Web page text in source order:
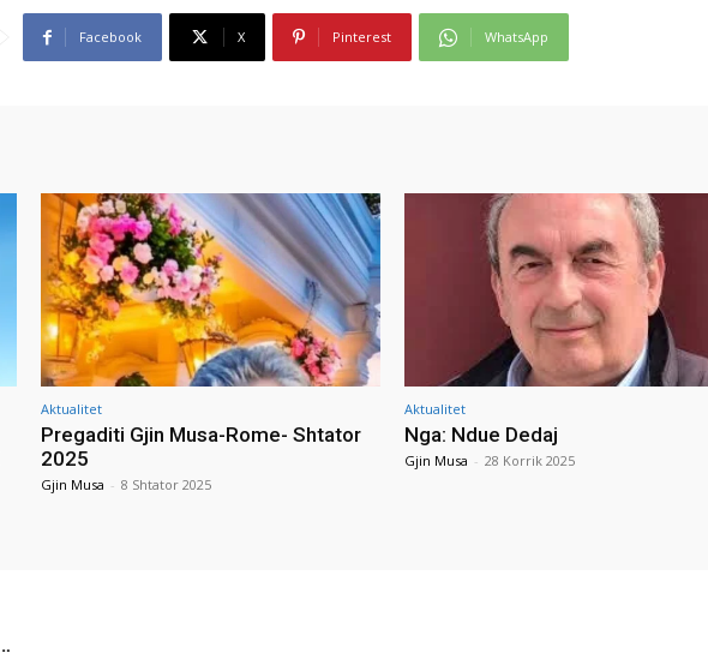
Facebook X Pinterest WhatsApp
Aktualitet
Pregaditi Gjin Musa-Rome- Shtator
2025
Gjin Musa - 8 Shtator 2025
Aktualitet
Nga: Ndue Dedaj
Gjin Musa - 28 Korrik 2025